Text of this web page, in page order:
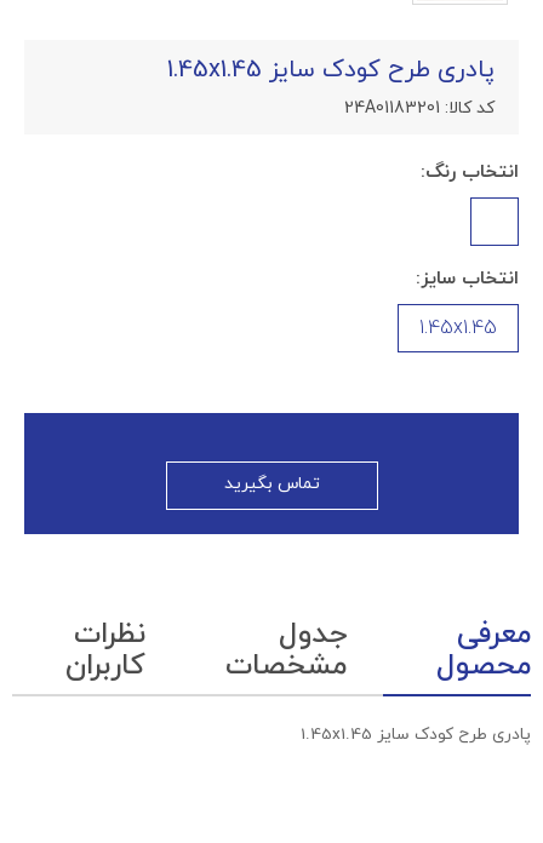
پادری طرح کودک سایز 1.45x1.45
کد کالا: 24A01183201
انتخاب رنگ:
انتخاب سایز:
1.45x1.45
تماس بگیرید
معرفی
محصول
جدول
مشخصات
نظرات
کاربران
پادری طرح کودک سایز 1.45x1.45